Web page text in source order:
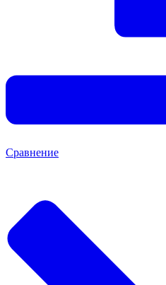
Сравнение